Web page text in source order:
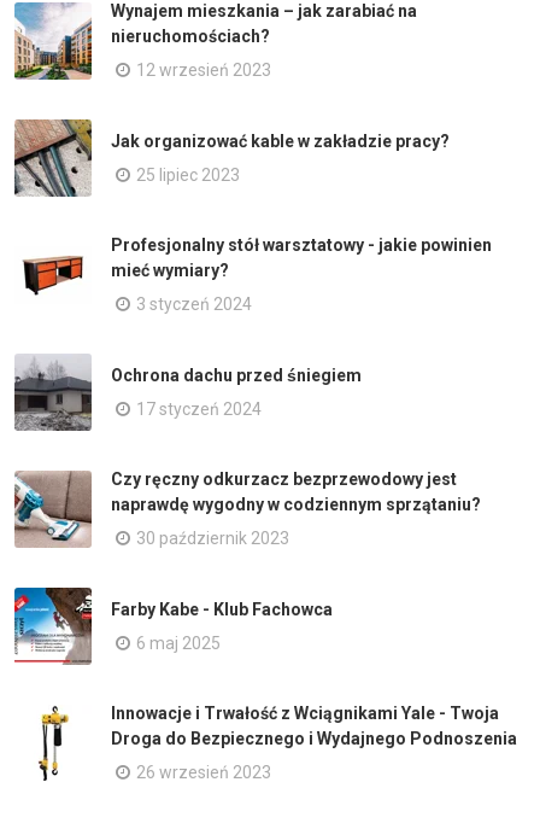
Wynajem mieszkania – jak zarabiać na
nieruchomościach?
12 wrzesień 2023
Jak organizować kable w zakładzie pracy?
25 lipiec 2023
Profesjonalny stół warsztatowy - jakie powinien
mieć wymiary?
3 styczeń 2024
Ochrona dachu przed śniegiem
17 styczeń 2024
Czy ręczny odkurzacz bezprzewodowy jest
naprawdę wygodny w codziennym sprzątaniu?
30 październik 2023
Farby Kabe - Klub Fachowca
6 maj 2025
Innowacje i Trwałość z Wciągnikami Yale - Twoja
Droga do Bezpiecznego i Wydajnego Podnoszenia
26 wrzesień 2023